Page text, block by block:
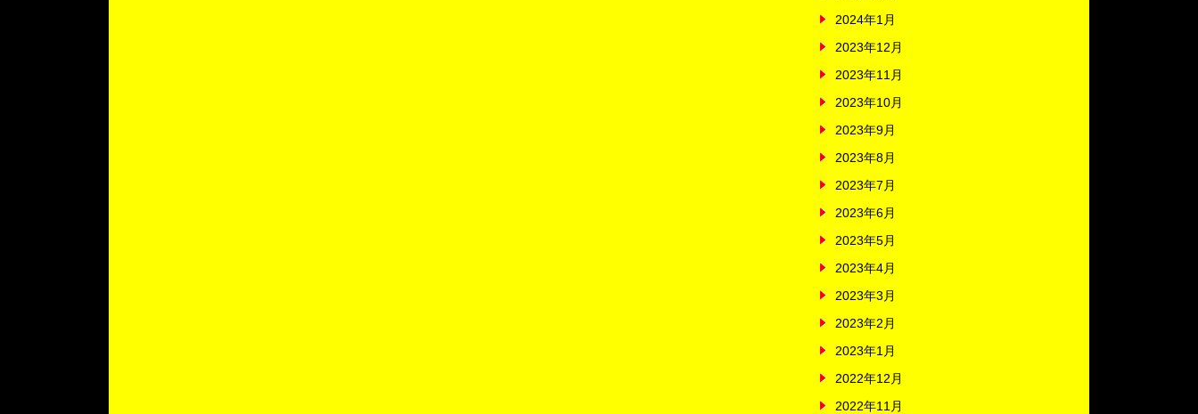
2024年1月
2023年12月
2023年11月
2023年10月
2023年9月
2023年8月
2023年7月
2023年6月
2023年5月
2023年4月
2023年3月
2023年2月
2023年1月
2022年12月
2022年11月